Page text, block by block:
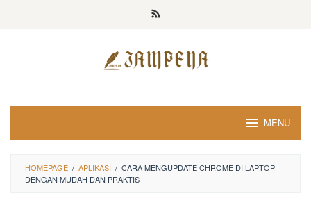
MENU
HOMEPAGE / APLIKASI / CARA MENGUPDATE CHROME DI LAPTOP
DENGAN MUDAH DAN PRAKTIS